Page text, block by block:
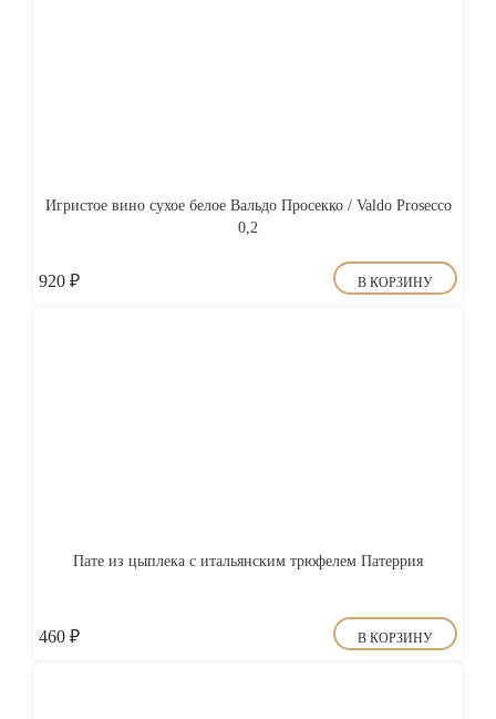
Игристое вино сухое белое Вальдо Просекко / Valdo Prosecco
0,2
920 ₽ В КОРЗИНУ
Пате из цыплека с итальянским трюфелем Патеррия
460 ₽ В КОРЗИНУ